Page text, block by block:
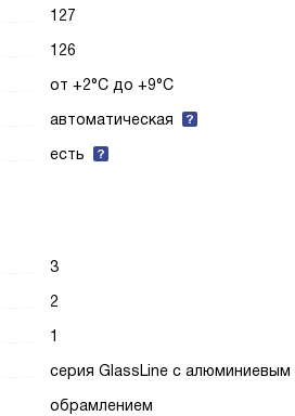
127
126
от +2°C до +9°C
автоматическая
есть
3
2
1
серия GlassLine с алюминиевым
обрамлением